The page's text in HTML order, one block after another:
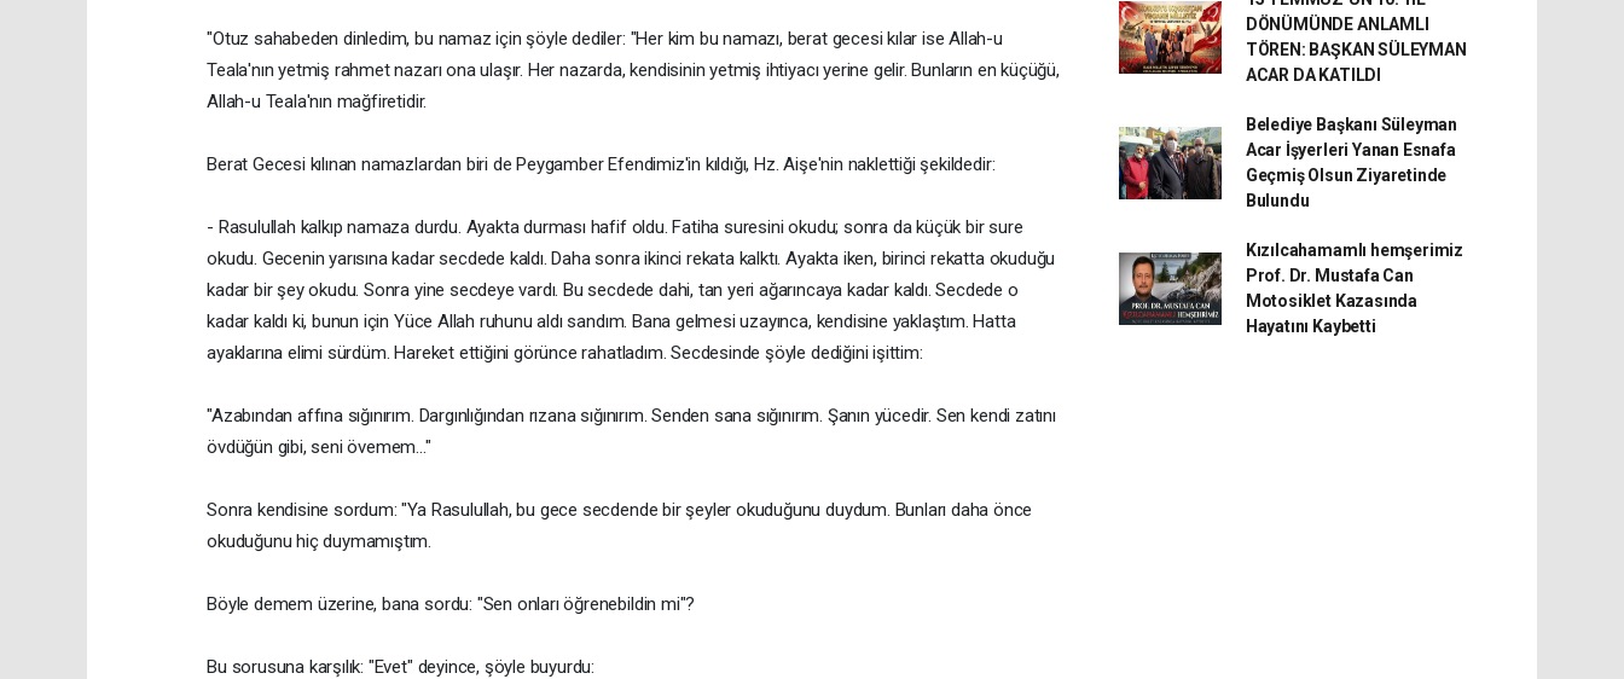
"Otuz sahabeden dinledim, bu namaz için şöyle dediler: "Her kim bu namazı, berat gecesi kılar ise Allah-u
Teala'nın yetmiş rahmet nazarı ona ulaşır. Her nazarda, kendisinin yetmiş ihtiyacı yerine gelir. Bunların en küçüğü,
Allah-u Teala'nın mağfiretidir.
Berat Gecesi kılınan namazlardan biri de Peygamber Efendimiz'in kıldığı, Hz. Aişe'nin naklettiği şekildedir:
- Rasulullah kalkıp namaza durdu. Ayakta durması hafif oldu. Fatiha suresini okudu; sonra da küçük bir sure
okudu. Gecenin yarısına kadar secdede kaldı. Daha sonra ikinci rekata kalktı. Ayakta iken, birinci rekatta okuduğu
kadar bir şey okudu. Sonra yine secdeye vardı. Bu secdede dahi, tan yeri ağarıncaya kadar kaldı. Secdede o
kadar kaldı ki, bunun için Yüce Allah ruhunu aldı sandım. Bana gelmesi uzayınca, kendisine yaklaştım. Hatta
ayaklarına elimi sürdüm. Hareket ettiğini görünce rahatladım. Secdesinde şöyle dediğini işittim:
"Azabından affına sığınırım. Dargınlığından rızana sığınırım. Senden sana sığınırım. Şanın yücedir. Sen kendi zatını
övdüğün gibi, seni övemem..."
Sonra kendisine sordum: "Ya Rasulullah, bu gece secdende bir şeyler okuduğunu duydum. Bunları daha önce
okuduğunu hiç duymamıştım.
Böyle demem üzerine, bana sordu: "Sen onları öğrenebildin mi"?
Bu sorusuna karşılık: "Evet" deyince, şöyle buyurdu:
DÖNÜMÜNDE ANLAMLI
TÖREN: BAŞKAN SÜLEYMAN
ACAR DA KATILDI
Belediye Başkanı Süleyman
Acar İşyerleri Yanan Esnafa
Geçmiş Olsun Ziyaretinde
Bulundu
Kızılcahamamlı hemşerimiz
Prof. Dr. Mustafa Can
Motosiklet Kazasında
Hayatını Kaybetti